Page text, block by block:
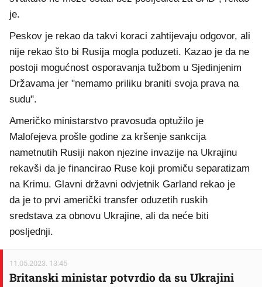
je.
Peskov je rekao da takvi koraci zahtijevaju odgovor, ali
nije rekao što bi Rusija mogla poduzeti. Kazao je da ne
postoji mogućnost osporavanja tužbom u Sjedinjenim
Državama jer "nemamo priliku braniti svoja prava na
sudu".
Američko ministarstvo pravosuđa optužilo je
Malofejeva prošle godine za kršenje sankcija
nametnutih Rusiji nakon njezine invazije na Ukrajinu
rekavši da je financirao Ruse koji promiču separatizam
na Krimu. Glavni državni odvjetnik Garland rekao je
da je to prvi američki transfer oduzetih ruskih
sredstava za obnovu Ukrajine, ali da neće biti
posljednji.
11.05.2023. 13:45
Britanski ministar potvrdio da su Ukrajini